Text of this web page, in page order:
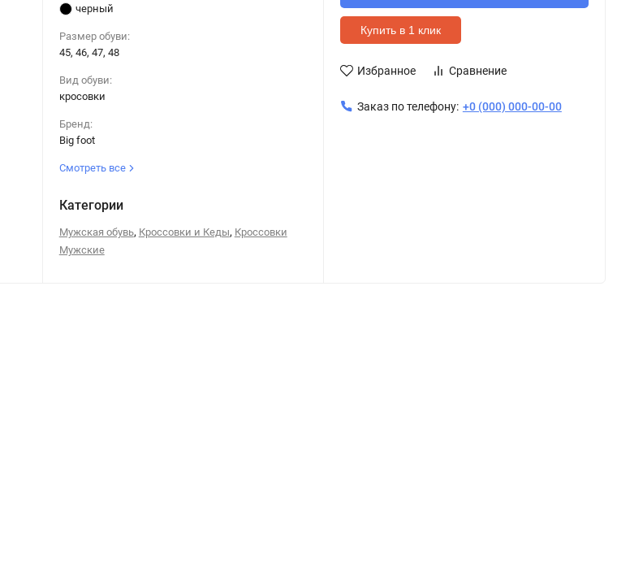
черный
Размер обуви:
45, 46, 47, 48
Вид обуви:
кросовки
Бренд:
Big foot
Смотреть все
Категории
Мужская обувь, Кроссовки и Кеды, Кроссовки
Мужские
Купить в 1 клик
Избранное Сравнение
Заказ по телефону: +0 (000) 000-00-00